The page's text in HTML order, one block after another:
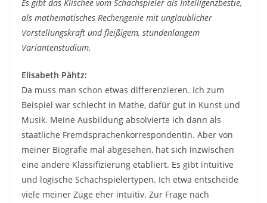
Es gibt das Klischee vom Schachspieler als Intelligenzbestie,
als mathematisches Rechengenie mit unglaublicher
Vorstellungskraft und fleißigem, stundenlangem
Variantenstudium.
Elisabeth Pähtz:
Da muss man schon etwas differenzieren. Ich zum
Beispiel war schlecht in Mathe, dafür gut in Kunst und
Musik. Meine Ausbildung absolvierte ich dann als
staatliche Fremdsprachenkorrespondentin. Aber von
meiner Biografie mal abgesehen, hat sich inzwischen
eine andere Klassifizierung etabliert. Es gibt intuitive
und logische Schachspielertypen. Ich etwa entscheide
viele meiner Züge eher intuitiv. Zur Frage nach